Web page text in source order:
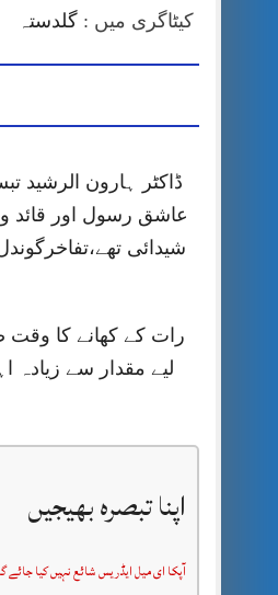
کیٹاگری میں : گلدستہ
ڈاکٹر ہارون الرشید
عاشق رسول اور قائد و
شیدائی
رات کے کھانے کا
لیے مقدار سے زیادہ
اپنا تبصرہ بھیجیں
آپکا ای میل ایڈریس شائع نہیں کیا جائے